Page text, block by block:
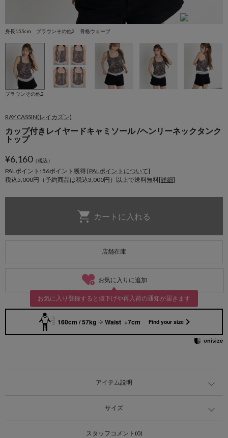
身長155cm ブラウンその他2 骨格ウェーブ
ブラウンその他2
RAY CASSIN(レイカズン)
カップ付きレイヤードキャミソール /ヘンリーネックタンク
トップ
¥6,160（税込）
PALポイント: 56ポイント獲得 [PALポイントについて]
税込5,000円（予約商品は税込3,000円）以上で送料無料[詳細]
店舗在庫
お気に入りに追加
お気に入り登録すると値下げや再入荷の通知が届きます
160cm / 57kg Waist +7cm Find your size
アイテム説明
サイズ
スタッフコメント(0)